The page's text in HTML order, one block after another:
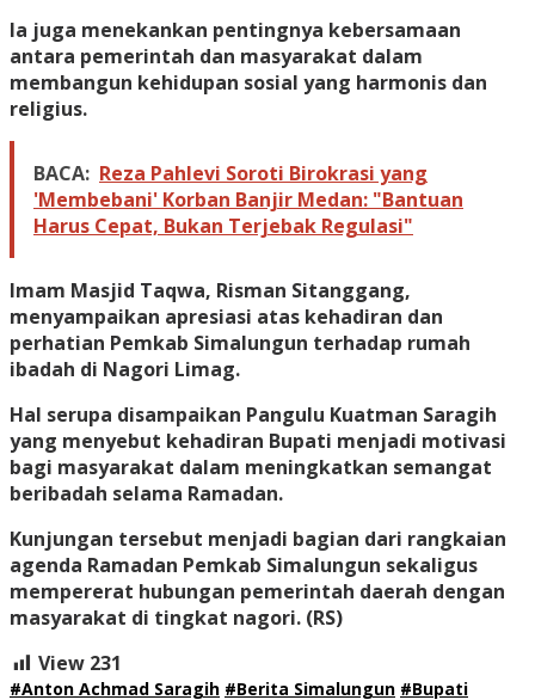
Ia juga menekankan pentingnya kebersamaan
antara pemerintah dan masyarakat dalam
membangun kehidupan sosial yang harmonis dan
religius.
BACA: Reza Pahlevi Soroti Birokrasi yang
'Membebani' Korban Banjir Medan: "Bantuan
Harus Cepat, Bukan Terjebak Regulasi"
Imam Masjid Taqwa, Risman Sitanggang,
menyampaikan apresiasi atas kehadiran dan
perhatian Pemkab Simalungun terhadap rumah
ibadah di Nagori Limag.
Hal serupa disampaikan Pangulu Kuatman Saragih
yang menyebut kehadiran Bupati menjadi motivasi
bagi masyarakat dalam meningkatkan semangat
beribadah selama Ramadan.
Kunjungan tersebut menjadi bagian dari rangkaian
agenda Ramadan Pemkab Simalungun sekaligus
mempererat hubungan pemerintah daerah dengan
masyarakat di tingkat nagori. (RS)
View 231
#Anton Achmad Saragih #Berita Simalungun #Bupati